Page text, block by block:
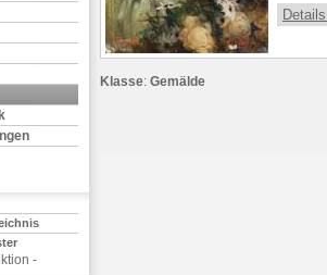
-
Klasse: Gemälde